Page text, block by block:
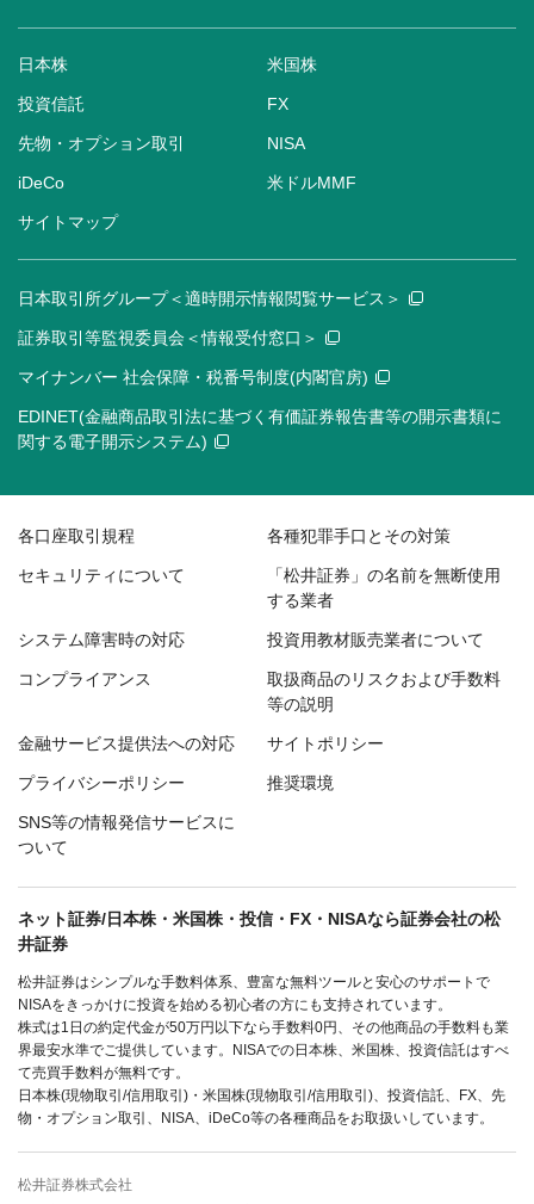
日本株 米国株
投資信託 FX
先物・オプション取引 NISA
iDeCo 米ドルMMF
サイトマップ
日本取引所グループ＜適時開示情報閲覧サービス＞
証券取引等監視委員会＜情報受付窓口＞
マイナンバー 社会保障・税番号制度(内閣官房)
EDINET(金融商品取引法に基づく有価証券報告書等の開示書類に
関する電子開示システム)
各口座取引規程 各種犯罪手口とその対策
セキュリティについて
「松井証券」の名前を無断使用
する業者
システム障害時の対応 投資用教材販売業者について
コンプライアンス
取扱商品のリスクおよび手数料
等の説明
金融サービス提供法への対応 サイトポリシー
プライバシーポリシー 推奨環境
SNS等の情報発信サービスに
ついて
ネット証券/日本株・米国株・投信・FX・NISAなら証券会社の松
井証券
松井証券はシンプルな手数料体系、豊富な無料ツールと安心のサポートで
NISAをきっかけに投資を始める初心者の方にも支持されています。
株式は1日の約定代金が50万円以下なら手数料0円、その他商品の手数料も業
界最安水準でご提供しています。NISAでの日本株、米国株、投資信託はすべ
て売買手数料が無料です。
日本株(現物取引/信用取引)・米国株(現物取引/信用取引)、投資信託、FX、先
物・オプション取引、NISA、iDeCo等の各種商品をお取扱いしています。
松井証券株式会社